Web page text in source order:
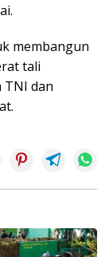
membangun
tali
TNI dan